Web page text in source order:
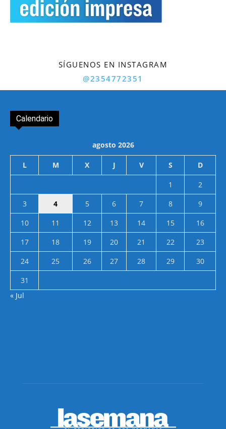
SÍGUENOS EN INSTAGRAM
@2354772351
Calendario
agosto 2026
L M X J V S D
1
2
3
4 5 6 7 8
9
10
11 12 13 14 15
16
17
18 19 20 21 22
23
24
25 26 27 28 29
30
31
« Jul